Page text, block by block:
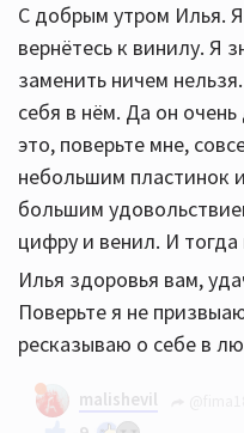
С добрым утром Илья.
вернётесь к винилу. Я
заменить ничем
себя в нём. Да он
это, поверьте мне,
небольшим пластинок
большим
цифру и венил. И тогда
Илья здоровья вам,
Поверьте я не
ресказываю о себе в
malishevil